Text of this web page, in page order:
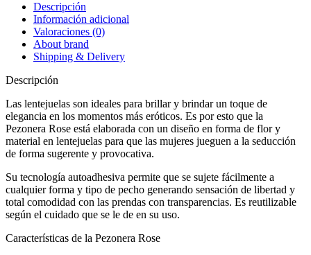
Descripción
Información adicional
Valoraciones (0)
About brand
Shipping & Delivery
Descripción
Las lentejuelas son ideales para brillar y brindar un toque de
elegancia en los momentos más eróticos. Es por esto que la
Pezonera Rose está elaborada con un diseño en forma de flor y
material en lentejuelas para que las mujeres jueguen a la seducción
de forma sugerente y provocativa.
Su tecnología autoadhesiva permite que se sujete fácilmente a
cualquier forma y tipo de pecho generando sensación de libertad y
total comodidad con las prendas con transparencias. Es reutilizable
según el cuidado que se le de en su uso.
Características de la Pezonera Rose